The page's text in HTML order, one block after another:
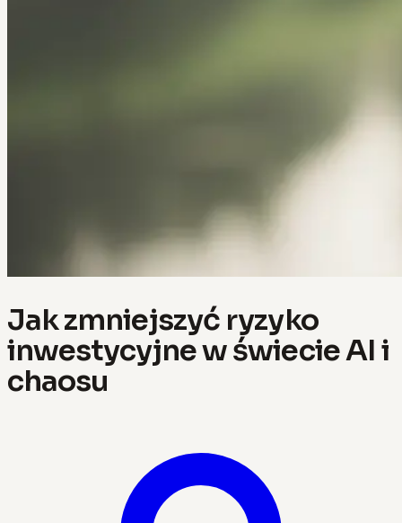
Jak zmniejszyć ryzyko
inwestycyjne w świecie AI i
chaosu